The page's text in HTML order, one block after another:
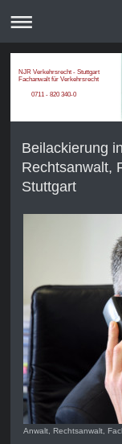
NJR Verkehrsrecht - Stuttgart
Fachanwalt für Verkehrsrecht
0711 - 820 340-0
Beilackierung
Rechtsanwalt,
Stuttgart
Anwalt, Rechtsanwalt,